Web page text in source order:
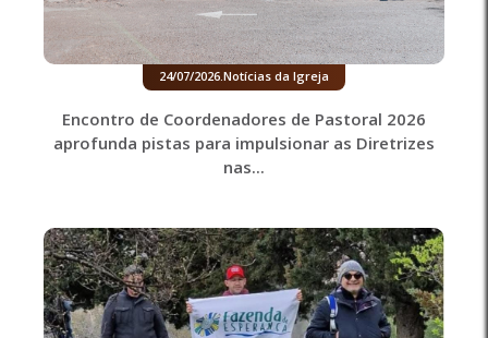
24/07/2026.Notícias da Igreja
Encontro de Coordenadores de Pastoral 2026
aprofunda pistas para impulsionar as Diretrizes
nas...